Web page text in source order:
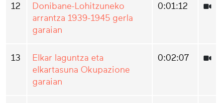
12
Donibane-Lohitzuneko
arrantza 1939-1945 gerla
garaian
0:01:12
13
Elkar laguntza eta
elkartasuna Okupazione
garaian
0:02:07